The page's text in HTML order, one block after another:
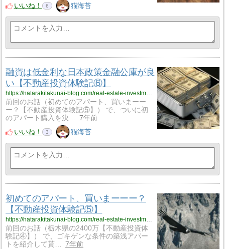
いいね！
6 猫海苔
融資は低金利な日本政策金融公庫が良
い【不動産投資体験記⑥】
前回のお話（初めてのアパート、買いまーー
ー？【不動産投資体験記⑤】） で、ついに初
のアパート購入を決…
7年前
いいね！
3 猫海苔
初めてのアパート、買いまーーー？
【不動産投資体験記⑤】
https://hatarakitakunai-blog.com/real-estate-investment-exp-05/
前回のお話（栃木県の2400万【不動産投資体
験記④】） で、ゴキゲンな条件の築浅アパー
トを紹介して貰…
7年前